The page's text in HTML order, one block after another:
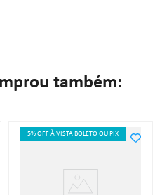
também:
5% OFF À VISTA BOLETO OU PIX